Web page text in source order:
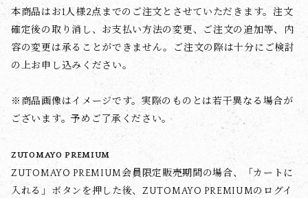
本商品はお1人様2点までのご注文とさせていただきます。注文
確定後の取り消し、お支払い方法の変更、ご注文の追加等、内
容の変更は承ることができません。ご注文の際は十分にご検討
の上お申し込みください。
※商品画像はイメージです。実際のものとは若干異なる場合が
ございます。予めご了承ください。
ZUTOMAYO PREMIUM
ZUTOMAYO PREMIUM会員限定販売期間の場合、「カートに
入れる」ボタンを押した後、ZUTOMAYO PREMIUMのログイ